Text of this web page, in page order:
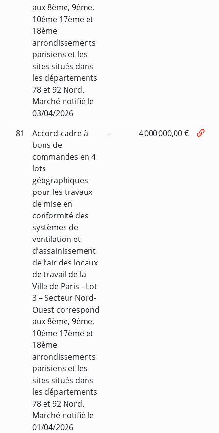
aux 8ème, 9ème,
10ème 17ème et
18ème
arrondissements
parisiens et les
sites situés dans
les départements
78 et 92 Nord.
Marché notifié le
03/04/2026
81
Accord-cadre à
bons de
commandes en 4
lots
géographiques
pour les travaux
de mise en
conformité des
systèmes de
ventilation et
d’assainissement
de l’air des locaux
de travail de la
Ville de Paris - Lot
3 – Secteur Nord-
Ouest correspond
aux 8ème, 9ème,
10ème 17ème et
18ème
arrondissements
parisiens et les
sites situés dans
les départements
78 et 92 Nord.
Marché notifié le
01/04/2026
- 4 000 000,00 €